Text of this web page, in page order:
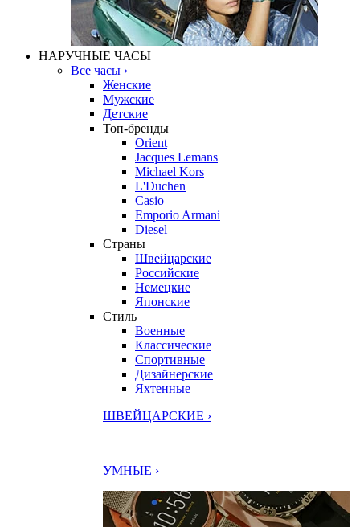
НАРУЧНЫЕ ЧАСЫ
Все часы ›
Женские
Мужские
Детские
Топ-бренды
Orient
Jacques Lemans
Michael Kors
L'Duchen
Casio
Emporio Armani
Diesel
Страны
Швейцарские
Российские
Немецкие
Японские
Стиль
Военные
Классические
Спортивные
Дизайнерские
Яхтенные
ШВЕЙЦАРСКИЕ ›
УМНЫЕ ›